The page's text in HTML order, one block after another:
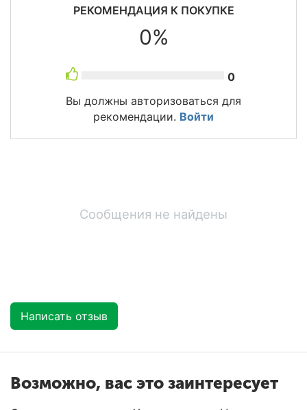
РЕКОМЕНДАЦИЯ К ПОКУПКЕ
0%
0
Вы должны авторизоваться для
рекомендации. Войти
Сообщения не найдены
Написать отзыв
Возможно, вас это заинтересует